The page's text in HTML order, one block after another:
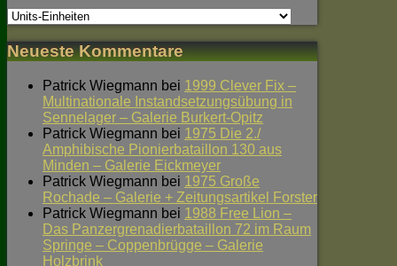
Neueste Kommentare
Patrick Wiegmann bei 1999 Clever Fix –
Multinationale Instandsetzungsübung in
Sennelager – Galerie Burkert-Opitz
Patrick Wiegmann bei 1975 Die 2./
Amphibische Pionierbataillon 130 aus
Minden – Galerie Eickmeyer
Patrick Wiegmann bei 1975 Große
Rochade – Galerie + Zeitungsartikel Forster
Patrick Wiegmann bei 1988 Free Lion –
Das Panzergrenadierbataillon 72 im Raum
Springe – Coppenbrügge – Galerie
Holzbrink